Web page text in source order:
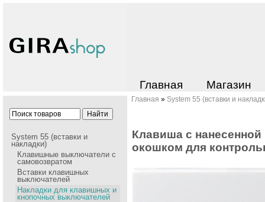
Главная Магазин
System 55 (вставки и
накладки)
Клавишные выключатели с
самовозвратом
Вставки клавишных
выключателей
Накладки для клавишных и
кнопочных выключателей
Главная » System 55 (вставки и
Клавиша с
окошком для